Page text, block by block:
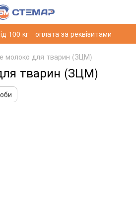
100 кг - оплата за реквізитами
молоко для тварин (ЗЦМ)
тварин (ЗЦМ)